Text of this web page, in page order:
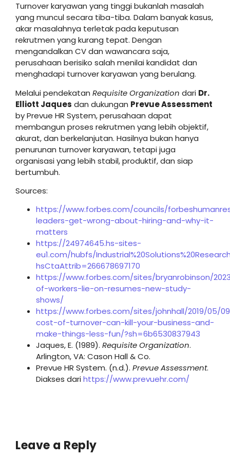
Turnover karyawan yang tinggi bukanlah masalah
yang muncul secara tiba-tiba. Dalam banyak kasus,
akar masalahnya terletak pada keputusan
rekrutmen yang kurang tepat. Dengan
mengandalkan CV dan wawancara saja,
perusahaan berisiko salah menilai kandidat dan
menghadapi turnover karyawan yang berulang.
Melalui pendekatan Requisite Organization dari Dr.
Elliott Jaques dan dukungan Prevue Assessment
by Prevue HR System, perusahaan dapat
membangun proses rekrutmen yang lebih objektif,
akurat, dan berkelanjutan. Hasilnya bukan hanya
penurunan turnover karyawan, tetapi juga
organisasi yang lebih stabil, produktif, dan siap
bertumbuh.
Sources:
https://www.forbes.com/councils/
leaders-get-wrong-about-hiring-and-why-it-
matters
https://24974645.hs-sites-
eu1.com/hubfs/
hsCtaAttrib=266678697170
https://www.forbes.com/sites/bryanrobinson/
of-workers-lie-on-resumes-new-study-
shows/
https://www.forbes.com/sites/johnhall/2019/05/
cost-of-turnover-can-kill-your-business-and-
make-things-less-fun/?sh=6b6530837943
Jaques, E. (1989). Requisite Organization.
Arlington, VA: Cason Hall & Co.
Prevue HR System. (n.d.). Prevue Assessment.
Diakses darihttps://www.prevuehr.com/
Leave a Reply